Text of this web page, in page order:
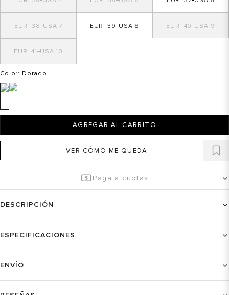
7
38 8
39 9
40
10
41
Color: Dorado
AGREGAR AL CARRITO
VER CÓMO ME QUEDA
Paga a cuotas
DESCRIPCIÓN
ESPECIFICACIONES
ENVÍO